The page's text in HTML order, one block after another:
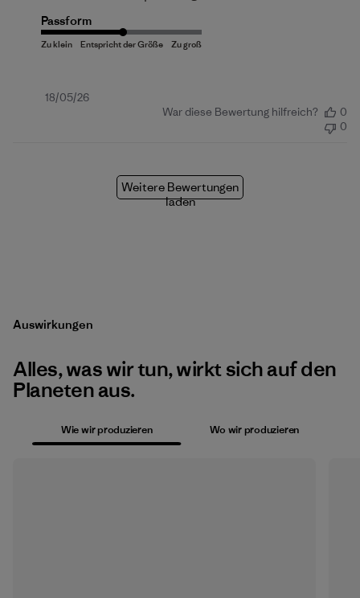
Passform
Veröffentlichungsdatum
18/05/26
War diese Bewertung hilfreich?
0
0
Weitere Bewertungen
laden
Auswirkungen
Alles, was wir tun, wirkt sich auf den
Planeten aus.
Wie wir produzieren Wo wir produzieren